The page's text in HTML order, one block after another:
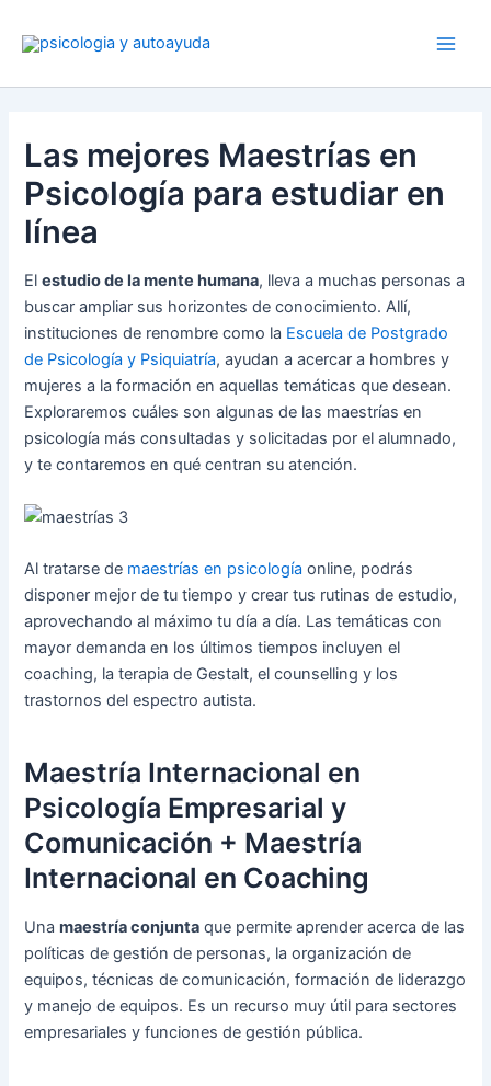
Las mejores Maestrías en
Psicología para estudiar en
línea
Elestudio de la mente humana, lleva a muchas personas a
buscar ampliar sus horizontes de conocimiento. Allí,
instituciones de renombre como la Escuela de Postgrado
de Psicología y Psiquiatría, ayudan a acercar a hombres y
mujeres a la formación en aquellas temáticas que desean.
Exploraremos cuáles son algunas de las maestrías en
psicología más consultadas y solicitadas por el alumnado,
y te contaremos en qué centran su atención.
Al tratarse de maestrías en psicología online, podrás
disponer mejor de tu tiempo y crear tus rutinas de estudio,
aprovechando al máximo tu día a día. Las temáticas con
mayor demanda en los últimos tiempos incluyen el
coaching, la terapia de Gestalt, el counselling y los
trastornos del espectro autista.
Maestría Internacional en
Psicología Empresarial y
Comunicación + Maestría
Internacional en Coaching
Unamaestría conjunta que permite aprender acerca de las
políticas de gestión de personas, la organización de
equipos, técnicas de comunicación, formación de liderazgo
y manejo de equipos. Es un recurso muy útil para sectores
empresariales y funciones de gestión pública.